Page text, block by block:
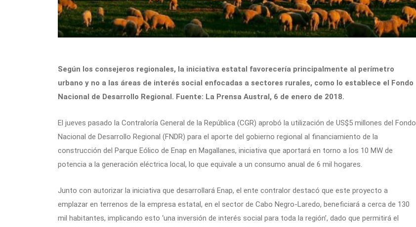
Según los consejeros regionales, la iniciativa estatal favorecería principalmente al perímetro
urbano y no a las áreas de interés social enfocadas a sectores rurales, como lo establece el Fondo
Nacional de Desarrollo Regional. Fuente: La Prensa Austral, 6 de enero de 2018.
El jueves pasado la Contraloría General de la República (CGR) aprobó la utilización de US$5 millones del Fondo
Nacional de Desarrollo Regional (FNDR) para el aporte del gobierno regional al financiamiento de la
construcción del Parque Eólico de Enap en Magallanes, iniciativa que aportará en torno a los 10 MW de
potencia a la generación eléctrica local, lo que equivale a un consumo anual de 6 mil hogares.
Junto con autorizar la iniciativa que desarrollará Enap, el ente contralor destacó que este proyecto a
emplazar en terrenos de la empresa estatal, en el sector de Cabo Negro-Laredo, beneficiará a cerca de 130
mil habitantes, implicando esto ‘una inversión de interés social para toda la región’, dado que permitirá el